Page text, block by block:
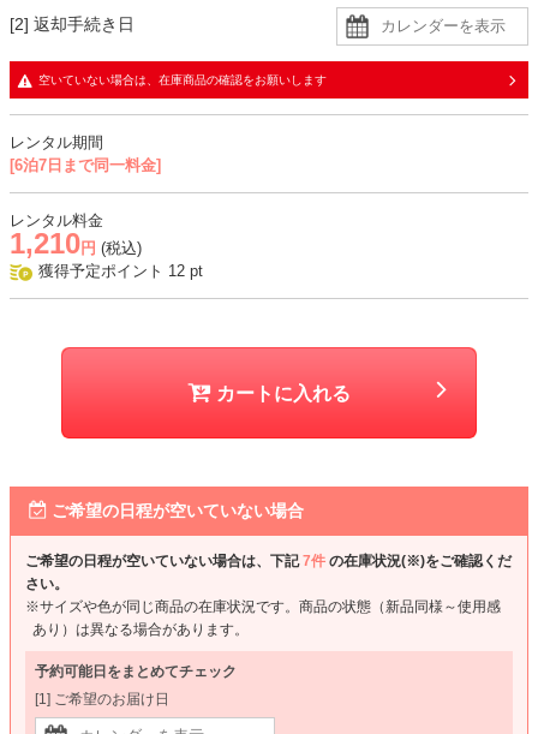
[2] 返却手続き日
空いていない場合は、在庫商品の確認をお願いします
レンタル期間
[6泊7日まで同一料金]
レンタル料金
1,210 円 (税込)
獲得予定ポイント 12 pt
カートに入れる
ご希望の日程が空いていない場合
ご希望の日程が空いていない場合は、下記7件 の在庫状況(※)をご確認くだ
さい。
※サイズや色が同じ商品の在庫状況です。商品の状態（新品同様～使用感
あり）は異なる場合があります。
予約可能日をまとめてチェック
[1] ご希望のお届け日